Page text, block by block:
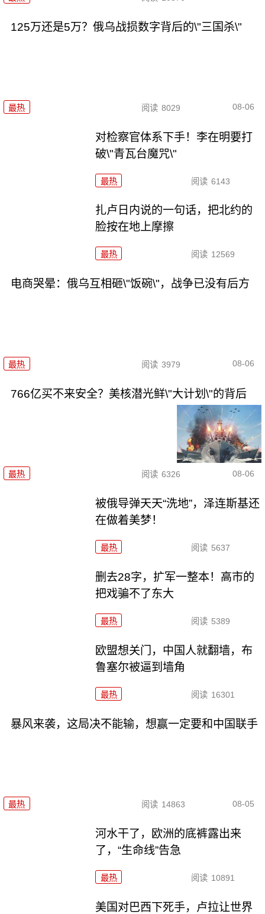
125万还是5万？俄乌战损数字背后的\"三国杀\"
最热 阅读 8029 08-06
对检察官体系下手！李在明要打
破\"青瓦台魔咒\"
最热 阅读 6143
扎卢日内说的一句话，把北约的
脸按在地上摩擦
最热 阅读 12569
电商哭晕：俄乌互相砸\"饭碗\"，战争已没有后方
最热 阅读 3979 08-06
766亿买不来安全？美核潜光鲜\"大计划\"的背后
最热 阅读 6326 08-06
被俄导弹天天“洗地”，泽连斯基还
在做着美梦！
最热 阅读 5637
删去28字，扩军一整本！高市的
把戏骗不了东大
最热 阅读 5389
欧盟想关门，中国人就翻墙，布
鲁塞尔被逼到墙角
最热 阅读 16301
暴风来袭，这局决不能输，想赢一定要和中国联手
最热 阅读 14863 08-05
河水干了，欧洲的底裤露出来
了，“生命线”告急
最热 阅读 10891
美国对巴西下死手，卢拉让世界